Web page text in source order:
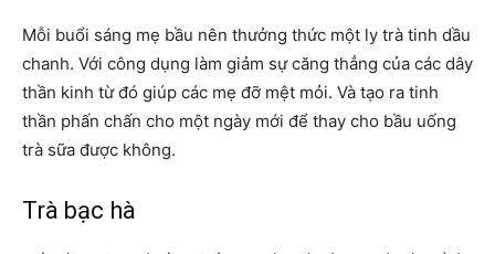
Mỗi buổi sáng mẹ bầu nên thưởng thức một ly trà tinh dầu
chanh. Với công dụng làm giảm sự căng thẳng của các dây
thần kinh từ đó giúp các mẹ đỡ mệt mỏi. Và tạo ra tinh
thần phấn chấn cho một ngày mới để thay cho bầu uống
trà sữa được không.
Trà bạc hà